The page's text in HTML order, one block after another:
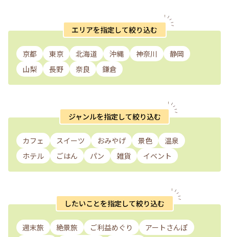
エリアを指定して絞り込む
京都 東京 北海道 沖縄 神奈川
静岡
山梨
長野 奈良 鎌倉
ジャンルを指定して絞り込む
カフェ スイーツ おみやげ 景色
温泉
ホテル
ごはん パン 雑貨 イベント
したいことを指定して絞り込む
週末旅 絶景旅 ご利益めぐり
アートさんぽ